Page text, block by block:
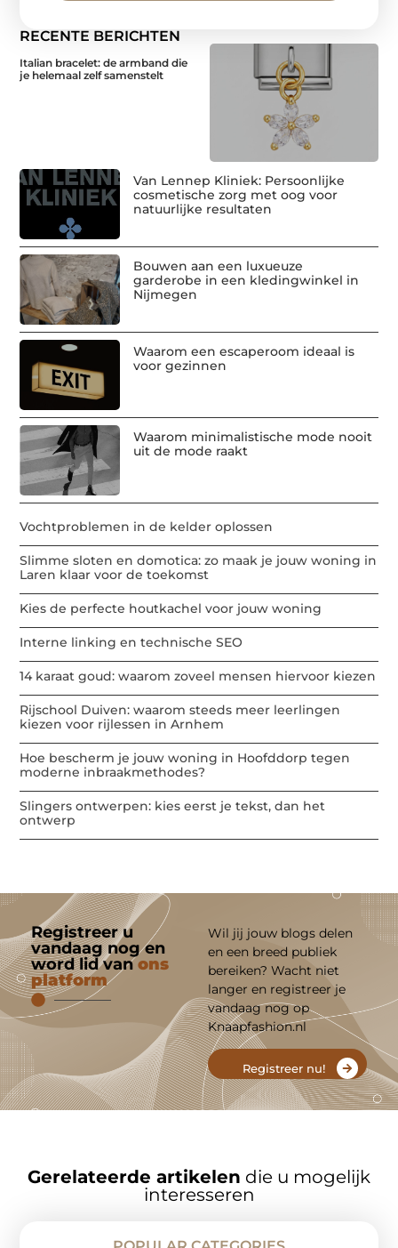
RECENTE BERICHTEN
Italian bracelet: de armband die
je helemaal zelf samenstelt
Van Lennep Kliniek: Persoonlijke
cosmetische zorg met oog voor
natuurlijke resultaten
Bouwen aan een luxueuze
garderobe in een kledingwinkel in
Nijmegen
Waarom een escaperoom ideaal is
voor gezinnen
Waarom minimalistische mode nooit
uit de mode raakt
Vochtproblemen in de kelder oplossen
Slimme sloten en domotica: zo maak je jouw woning in
Laren klaar voor de toekomst
Kies de perfecte houtkachel voor jouw woning
Interne linking en technische SEO
14 karaat goud: waarom zoveel mensen hiervoor kiezen
Rijschool Duiven: waarom steeds meer leerlingen
kiezen voor rijlessen in Arnhem
Hoe bescherm je jouw woning in Hoofddorp tegen
moderne inbraakmethodes?
Slingers ontwerpen: kies eerst je tekst, dan het
ontwerp
Registreer u
vandaag nog en
word lid vanons
platform
Wil jij jouw blogs delen
en een breed publiek
bereiken? Wacht niet
langer en registreer je
vandaag nog op
Knaapfashion.nl
Registreer nu!
Gerelateerde artikelen die u mogelijk
interesseren